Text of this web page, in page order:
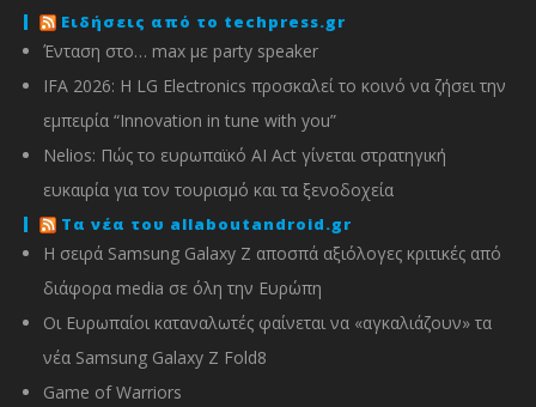
Ειδήσεις από το techpress.gr
Ένταση στο… max με party speaker
IFA 2026: Η LG Electronics προσκαλεί το κοινό να ζήσει την
εμπειρία “Innovation in tune with you”
Nelios: Πώς το ευρωπαϊκό AI Act γίνεται στρατηγική
ευκαιρία για τον τουρισμό και τα ξενοδοχεία
Τα νέα του allaboutandroid.gr
Η σειρά Samsung Galaxy Z αποσπά αξιόλογες κριτικές από
διάφορα media σε όλη την Ευρώπη
Οι Ευρωπαίοι καταναλωτές φαίνεται να «αγκαλιάζουν» τα
νέα Samsung Galaxy Z Fold8
Game of Warriors